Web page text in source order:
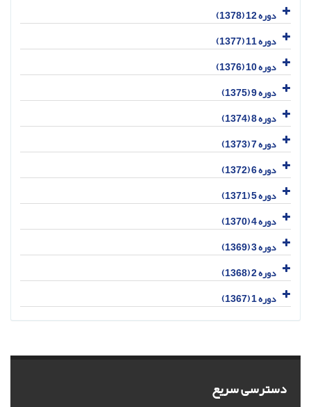
دوره 12 (1378)
دوره 11 (1377)
دوره 10 (1376)
دوره 9 (1375)
دوره 8 (1374)
دوره 7 (1373)
دوره 6 (1372)
دوره 5 (1371)
دوره 4 (1370)
دوره 3 (1369)
دوره 2 (1368)
دوره 1 (1367)
دسترسی سریع